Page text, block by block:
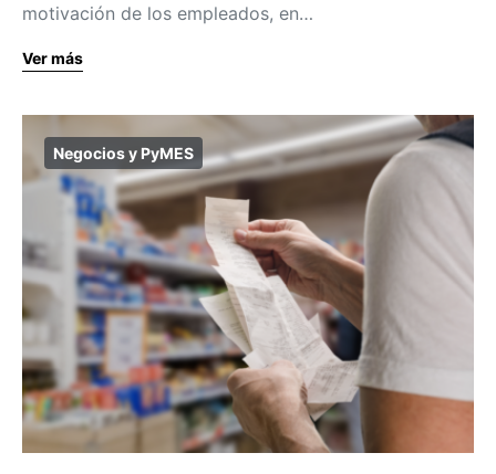
motivación de los empleados, en…
Ver más
Negocios y PyMES